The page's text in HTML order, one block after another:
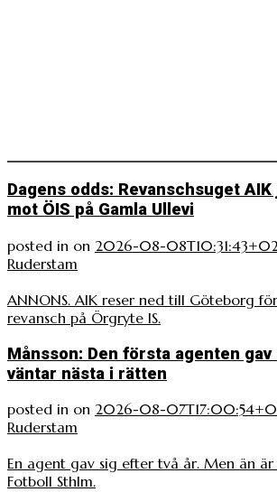
Dagens odds: Revanschsuget
mot ÖIS på Gamla Ullevi
posted in on 2026-08-
Ruderstam
ANNONS. AIK reser ned till Göteborg
revansch på Örgryte IS.
Månsson: Den första agenten
väntar nästa i rätten
posted in on 2026-08-
Ruderstam
En agent gav sig efter två år. Men än
Fotboll Sthlm.